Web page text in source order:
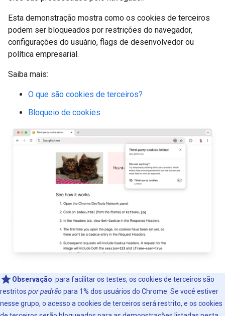
Esta demonstração mostra como os cookies de terceiros
podem ser bloqueados por restrições do navegador,
configurações do usuário, flags de desenvolvedor ou
política empresarial.
Saiba mais:
O que são cookies de terceiros?
Bloqueio de cookies
Observação: para facilitar os testes, os cookies de terceiros são
restritos por padrão para 1% dos usuários do Chrome. Se você estiver
nesse grupo, o acesso a cookies de terceiros será restrito, e os cookies